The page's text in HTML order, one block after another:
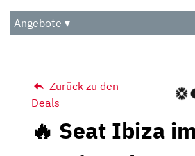
Audio
Das Beste
Angebote ▾
Zurück zu den
Deals
🔥 Seat Ibiza im